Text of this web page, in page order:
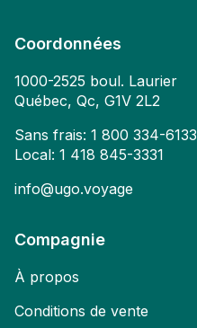
Coordonnées
1000-2525 boul. Laurier
Québec, Qc, G1V 2L2
Sans frais: 1 800 334-6133
Local: 1 418 845-3331
info@ugo.voyage
Compagnie
À propos
Conditions de vente